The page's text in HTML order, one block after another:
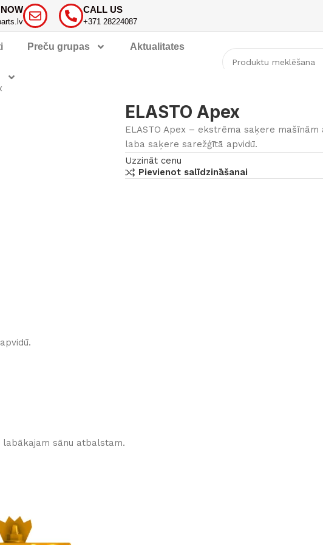
CALL US
+371 28224087
Preču grupas Aktualitates
ELASTO Apex
ELASTO Apex – ekstrēma saķere
laba saķere sarežģītā apvidū.
Uzzināt cenu
Pievienot salīdzināšanai
sānu atbalstam.